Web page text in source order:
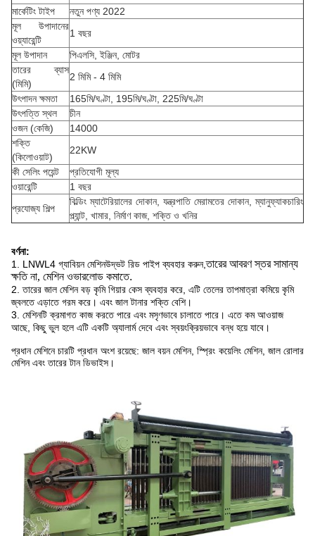
মার্কেটিং টাইপ
নতুন পণ্য 2022
মূল উপাদানের
ওয়্যারেন্টি
1 বছর
মূল উপাদান
পিএলসি, ইঞ্জিন, মোটর
তারের ব্যাস
(মিমি)
2 মিমি - 4 মিমি
উৎপাদন ক্ষমতা
165মি/ঘণ্টা, 195মি/ঘণ্টা, 225মি/ঘণ্টা
উৎপত্তি স্থল
চীন
ওজন (কেজি)
14000
শক্তি
(কিলোওয়াট)
22KW
কী সেলিং পয়েন্ট
প্রতিযোগী মূল্য
ওয়ারেন্টি
1 বছর
প্রযোজ্য শিল্প
বিল্ডিং ম্যাটেরিয়ালের দোকান, যন্ত্রপাতি মেরামতের দোকান, ম্যানুফ্যাকচারিং
প্ল্যান্ট, খামার, নির্মাণ কাজ, শক্তি ও খনির
বর্ণনা:
1. LNWL4 গ্যাবিয়ন মেশিনউদ্ভট রিড পাইপ ব্যবহার করুন,তারের আবরণ স্তর সামান্য
ক্ষতি না, মেশিন ওভারলোড কমাতে.
2. তারের জাল মেশিন বড় কৃমি গিয়ার কেস ব্যবহার করে, এটি তেলের তাপমাত্রা কমিয়ে কৃমি
জ্বলতে এড়াতে গরম করে। এবং জাল টানার শক্তি বেশি।
3. মেশিনটি ক্রমাগত কাজ করতে পারে এবং মসৃণভাবে চালাতে পারে। এতে কম আওয়াজ
আছে, কিছু ভুল হলে এটি একটি অ্যালার্ম দেবে এবং স্বয়ংক্রিয়ভাবে বন্ধ হয়ে যাবে।
প্রধান মেশিনে চারটি প্রধান অংশ রয়েছে: জাল বয়ন মেশিন, স্প্রিং কয়েলিং মেশিন, জাল রোলার
মেশিন এবং তারের টান ডিভাইস।